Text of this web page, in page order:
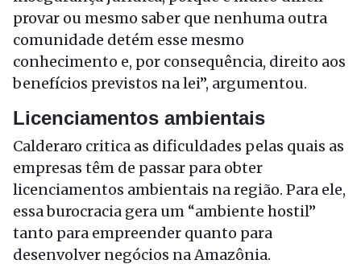
provar ou mesmo saber que nenhuma outra
comunidade detém esse mesmo
conhecimento e, por consequência, direito aos
benefícios previstos na lei”, argumentou.
Licenciamentos ambientais
Calderaro critica as dificuldades pelas quais as
empresas têm de passar para obter
licenciamentos ambientais na região. Para ele,
essa burocracia gera um “ambiente hostil”
tanto para empreender quanto para
desenvolver negócios na Amazônia.